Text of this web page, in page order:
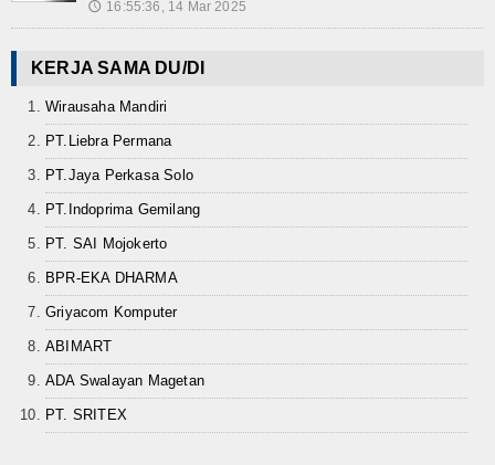
🕔 16:55:36, 14 Mar 2025
KERJA SAMA DU/DI
Wirausaha Mandiri
PT.Liebra Permana
PT.Jaya Perkasa Solo
PT.Indoprima Gemilang
PT. SAI Mojokerto
BPR-EKA DHARMA
Griyacom Komputer
ABIMART
ADA Swalayan Magetan
PT. SRITEX